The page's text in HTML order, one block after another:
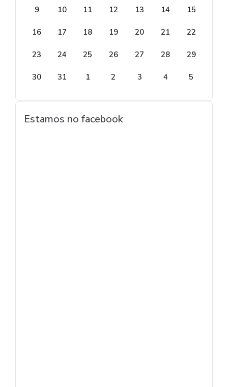
9 10 11 12 13 14 15
16 17 18 19 20 21 22
23 24 25 26 27 28 29
30 31 1 2 3 4 5
Estamos no facebook